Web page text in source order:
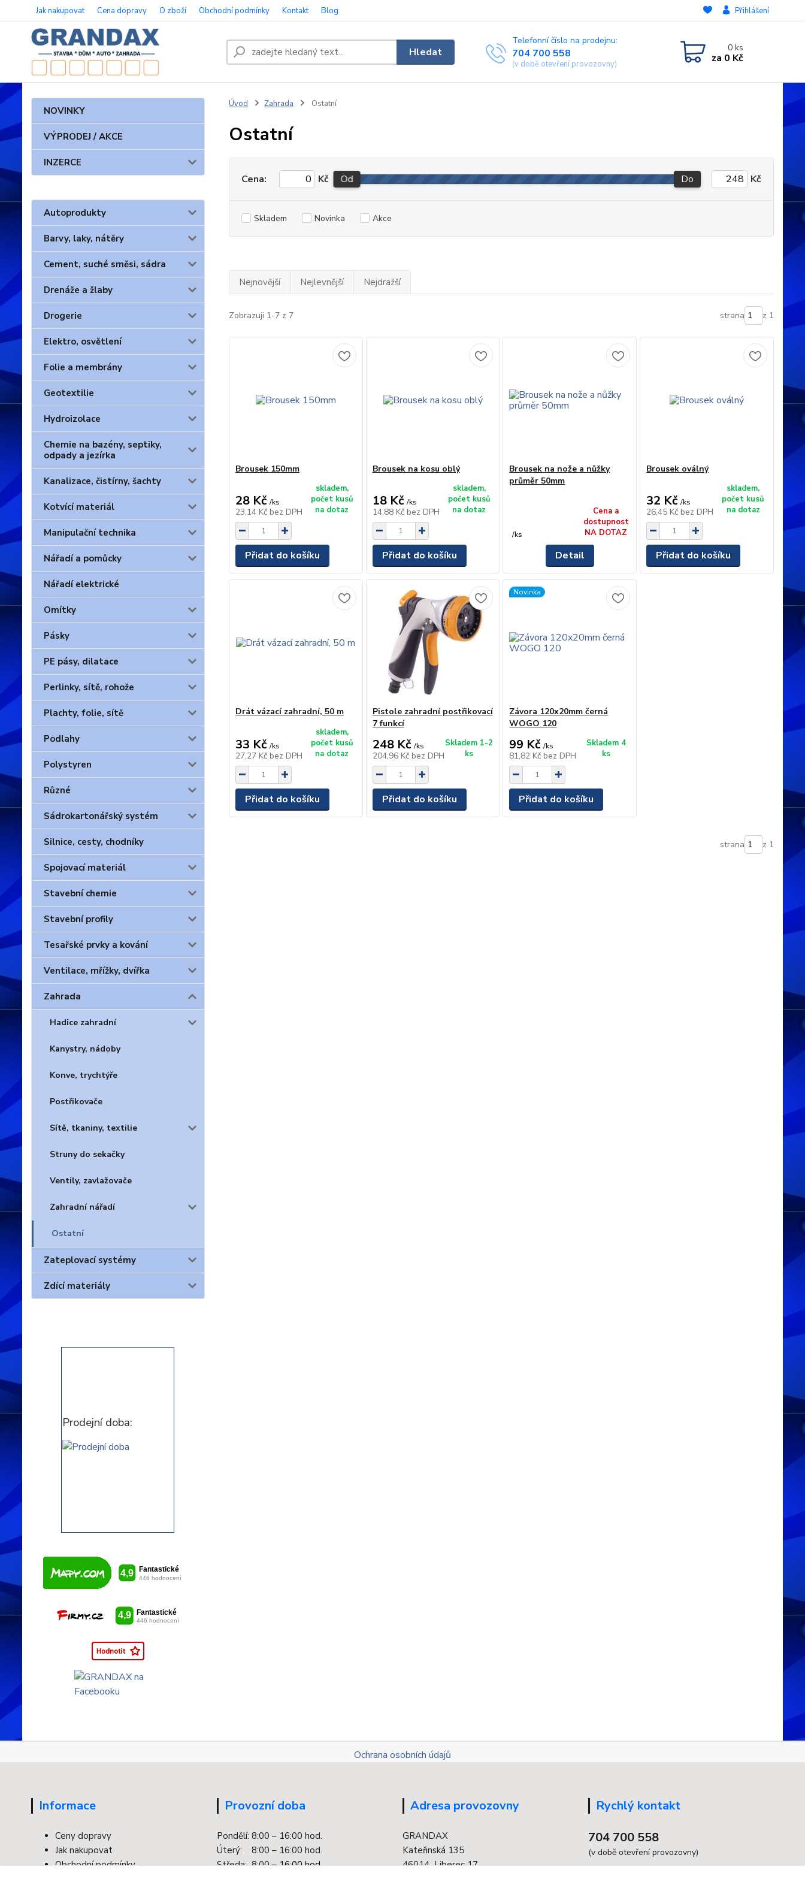
Jak nakupovat Cena dopravy O zboží Obchodní podmínky Kontakt Blog Přihlášení
Hledat
Telefonní číslo na prodejnu:
704 700 558
(v době otevření provozovny)
0ks
za 0 Kč
NOVINKY
VÝPRODEJ / AKCE
INZERCE
Autoprodukty
Barvy, laky, nátěry
Cement, suché směsi, sádra
Drenáže a žlaby
Drogerie
Elektro, osvětlení
Folie a membrány
Geotextilie
Hydroizolace
Chemie na bazény, septiky,
odpady a jezírka
Kanalizace, čistírny, šachty
Kotvící materiál
Manipulační technika
Nářadí a pomůcky
Nářadí elektrické
Omítky
Pásky
PE pásy, dilatace
Perlinky, sítě, rohože
Plachty, folie, sítě
Podlahy
Polystyren
Různé
Sádrokartonářský systém
Silnice, cesty, chodníky
Spojovací materiál
Stavební chemie
Stavební profily
Tesařské prvky a kování
Ventilace, mřížky, dvířka
Zahrada
Hadice zahradní
Kanystry, nádoby
Konve, trychtýře
Postřikovače
Sítě, tkaniny, textilie
Struny do sekačky
Ventily, zavlažovače
Zahradní nářadí
Ostatní
Zateplovací systémy
Zdící materiály
Prodejní doba:
Úvod Zahrada Ostatní
Ostatní
Cena: Kč Od Do Kč
Skladem Novinka Akce
Nejnovější Nejlevnější Nejdražší
Zobrazuji 1-7 z 7 strana z 1
Brousek 150mm
28 Kč /ks
23,14 Kč bez DPH
skladem,
počet kusů
na dotaz
Přidat do košíku
Brousek na kosu oblý
18 Kč /ks
14,88 Kč bez DPH
skladem,
počet kusů
na dotaz
Přidat do košíku
Brousek na nože a nůžky
průměr 50mm
/ks
Cena a
dostupnost
NA DOTAZ
Detail
Brousek oválný
32 Kč /ks
26,45 Kč bez DPH
skladem,
počet kusů
na dotaz
Přidat do košíku
Drát vázací zahradní, 50 m
33 Kč /ks
27,27 Kč bez DPH
skladem,
počet kusů
na dotaz
Přidat do košíku
Pistole zahradní postřikovací
7 funkcí
248 Kč /ks
204,96 Kč bez DPH
Skladem 1-2
ks
Přidat do košíku
Novinka
Závora 120x20mm černá
WOGO 120
99 Kč /ks
81,82 Kč bez DPH
Skladem 4
ks
Přidat do košíku
strana z 1
Ochrana osobních údajů
Informace
Ceny dopravy
Jak nakupovat
Obchodní podmínky
Provozní doba
Pondělí: 8:00 – 16:00 hod.
Úterý: 8:00 – 16:00 hod.
Středa: 8:00 –16:00 hod.
Adresa provozovny
GRANDAX
Kateřinská 135
46014 Liberec 17
Rychlý kontakt
704 700 558
(v době otevření provozovny)